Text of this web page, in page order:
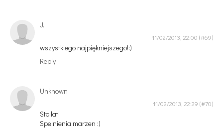
J.
11/02/2013, 22:00
wszystkiego najpiękniejszego!:)
Reply
Unknown
11/02/2013, 22:29
Sto lat!
Spelnienia marzen :)